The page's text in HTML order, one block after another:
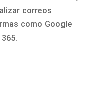
correos
como Google